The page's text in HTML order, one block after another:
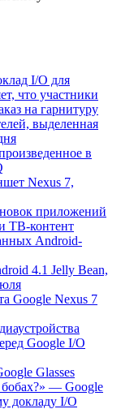
I/O для
что участники
на гарнитуру
выделенная
в
Nexus 7,
приложений
ТВ-контент
Android-
4.1 Jelly Bean,
Google Nexus 7
Google I/O
Glasses
— Google
докладу I/O